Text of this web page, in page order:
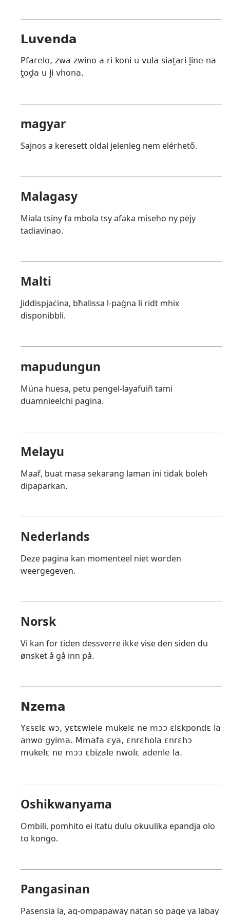
Luvenda
Pfarelo, zwa zwino a ri koni u vula siaṱari ḽine na
ṱoḓa u ḽi vhona.
magyar
Sajnos a keresett oldal jelenleg nem elérhető.
Malagasy
Miala tsiny fa mbola tsy afaka miseho ny pejy
tadiavinao.
Malti
Jiddispjaċina, bħalissa l-paġna li ridt mhix
disponibbli.
mapudungun
Müna huesa, petu pengel-layafuiñ tami
duamnieelchi pagina.
Melayu
Maaf, buat masa sekarang laman ini tidak boleh
dipaparkan.
Nederlands
Deze pagina kan momenteel niet worden
weergegeven.
Norsk
Vi kan for tiden dessverre ikke vise den siden du
ønsket å gå inn på.
Nzema
Yɛsɛlɛ wɔ, yɛtɛwiele mukelɛ ne mɔɔ ɛlɛkpondɛ la
anwo gyima. Mmafa ɛya, ɛnrɛhola ɛnrɛhɔ
mukelɛ ne mɔɔ ɛbizale nwolɛ adenle la.
Oshikwanyama
Ombili, pomhito ei itatu dulu okuulika epandja olo
to kongo.
Pangasinan
Pasensia la, ag-ompapaway natan so page ya labay